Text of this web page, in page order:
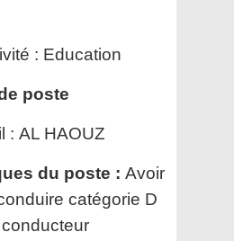
: Education
poste
: AL HAOUZ
du poste : Avoir
catégorie D